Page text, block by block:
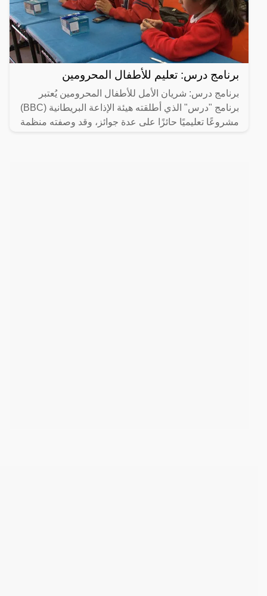
برنامج درس: تعليم للأطفال المحرومين
برنامج درس: شريان الأمل للأطفال المحرومين يُعتبر
برنامج "درس" الذي أطلقته هيئة الإذاعة البريطانية (BBC)
مشروعًا تعليميًا حائزًا على عدة جوائز، وقد وصفته منظمة